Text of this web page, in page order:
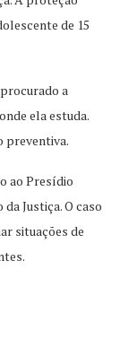
de 15
a
ela estuda.
preventiva.
ao Presídio
Justiça. O caso
situações de